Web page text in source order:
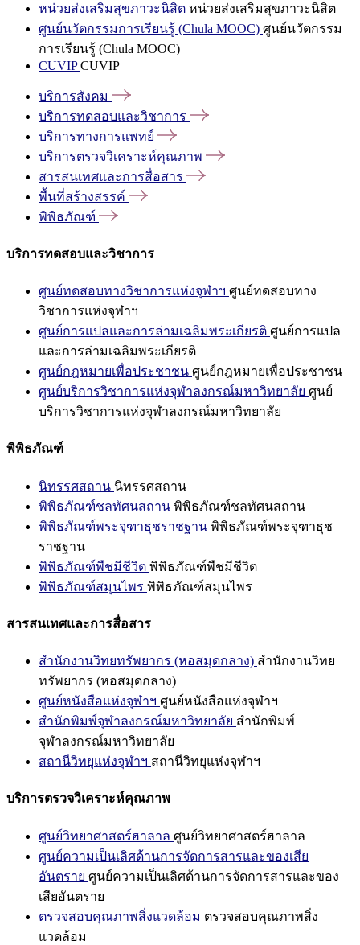
หน่วยส่งเสริมสุขภาวะนิสิต หน่วยส่งเสริมสุขภาวะนิสิต
ศูนย์นวัตกรรมการเรียนรู้ (Chula MOOC) ศูนย์นวัตกรรม
การเรียนรู้ (Chula MOOC)
CUVIPCUVIP
บริการสังคม
บริการทดสอบและวิชาการ
บริการทางการแพทย์
บริการตรวจวิเคราะห์คุณภาพ
สารสนเทศและการสื่อสาร
พื้นที่สร้างสรรค์
พิพิธภัณฑ์
บริการทดสอบและวิชาการ
ศูนย์ทดสอบทางวิชาการแห่งจุฬาฯ ศูนย์ทดสอบทาง
วิชาการแห่งจุฬาฯ
ศูนย์การแปลและการล่ามเฉลิมพระเกียรติ ศูนย์การแปล
และการล่ามเฉลิมพระเกียรติ
ศูนย์กฎหมายเพื่อประชาชน ศูนย์กฎหมายเพื่อประชาชน
ศูนย์บริการวิชาการแห่งจุฬาลงกรณ์มหาวิทยาลัย ศูนย์
บริการวิชาการแห่งจุฬาลงกรณ์มหาวิทยาลัย
พิพิธภัณฑ์
นิทรรศสถาน นิทรรศสถาน
พิพิธภัณฑ์ชลทัศนสถาน พิพิธภัณฑ์ชลทัศนสถาน
พิพิธภัณฑ์พระจุฑาธุชราชฐาน พิพิธภัณฑ์พระจุฑาธุช
ราชฐาน
พิพิธภัณฑ์พืชมีชีวิต พิพิธภัณฑ์พืชมีชีวิต
พิพิธภัณฑ์สมุนไพร พิพิธภัณฑ์สมุนไพร
สารสนเทศและการสื่อสาร
สำนักงานวิทยทรัพยากร (หอสมุดกลาง) สำนักงานวิทย
ทรัพยากร (หอสมุดกลาง)
ศูนย์หนังสือแห่งจุฬาฯ ศูนย์หนังสือแห่งจุฬาฯ
สำนักพิมพ์จุฬาลงกรณ์มหาวิทยาลัย สำนักพิมพ์
จุฬาลงกรณ์มหาวิทยาลัย
สถานีวิทยุแห่งจุฬาฯ สถานีวิทยุแห่งจุฬาฯ
บริการตรวจวิเคราะห์คุณภาพ
ศูนย์วิทยาศาสตร์ฮาลาล ศูนย์วิทยาศาสตร์ฮาลาล
ศูนย์ความเป็นเลิศด้านการจัดการสารและของเสีย
อันตราย ศูนย์ความเป็นเลิศด้านการจัดการสารและของ
เสียอันตราย
ตรวจสอบคุณภาพสิ่งแวดล้อม ตรวจสอบคุณภาพสิ่ง
แวดล้อม